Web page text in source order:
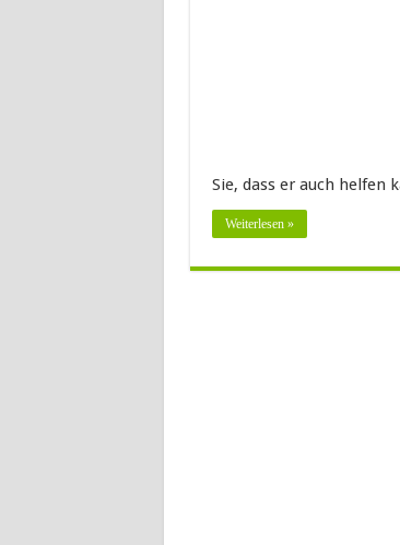
Sie, dass er auch helfen
Weiterlesen »